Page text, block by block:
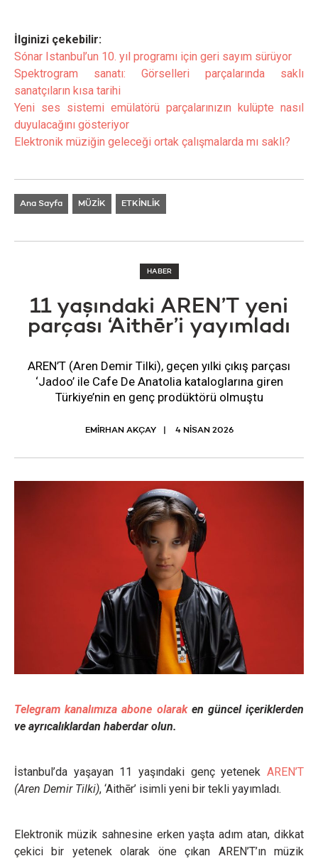
İlginizi çekebilir:
Sónar Istanbul’un 10. yıl programı için geri sayım sürüyor
Spektrogram sanatı: Görselleri parçalarında saklı
sanatçıların kısa tarihi
Yeni ses sistemi emülatörü parçalarınızın kulüpte nasıl
duyulacağını gösteriyor
Elektronik müziğin geleceği ortak çalışmalarda mı saklı?
Ana Sayfa MÜZİK ETKİNLİK
HABER
11 yaşındaki AREN’T yeni
parçası ‘Aithēr’i yayımladı
AREN’T (Aren Demir Tilki), geçen yılki çıkış parçası
‘Jadoo’ ile Cafe De Anatolia kataloglarına giren
Türkiye’nin en genç prodüktörü olmuştu
EMİRHAN AKÇAY 4 NISAN 2026
Telegram kanalımıza abone olaraken güncel içeriklerden
ve ayrıcalıklardan haberdar olun.
İstanbul’da yaşayan 11 yaşındaki genç yetenek AREN’T
(Aren Demir Tilki), ‘Aithēr’ isimli yeni bir tekli yayımladı.
Elektronik müzik sahnesine erken yaşta adım atan, dikkat
çekici bir yetenek olarak öne çıkan AREN’T’ın müzik